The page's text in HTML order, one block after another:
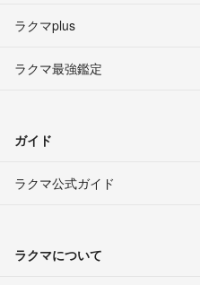
ラクマplus
ラクマ最強鑑定
ガイド
ラクマ公式ガイド
ラクマについて